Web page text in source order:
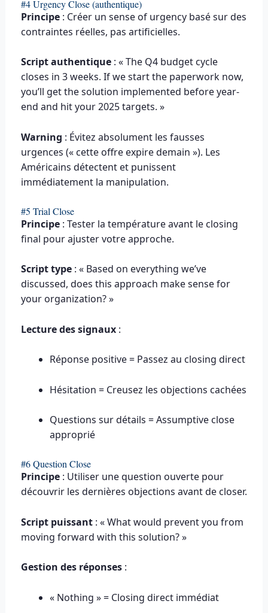
#4 Urgency Close (authentique)
Principe : Créer un sense of urgency basé sur des
contraintes réelles, pas artificielles.
Script authentique: « The Q4 budget cycle
closes in 3 weeks. If we start the paperwork now,
you’ll get the solution implemented before year-
end and hit your 2025 targets. »
Warning : Évitez absolument les fausses
urgences (« cette offre expire demain »). Les
Américains détectent et punissent
immédiatement la manipulation.
#5 Trial Close
Principe : Tester la température avant le closing
final pour ajuster votre approche.
Script type: « Based on everything we’ve
discussed, does this approach make sense for
your organization? »
Lecture des signaux:
Réponse positive = Passez au closing direct
Hésitation = Creusez les objections cachées
Questions sur détails = Assumptive close
approprié
#6 Question Close
Principe: Utiliser une question ouverte pour
découvrir les dernières objections avant de closer.
Script puissant: « What would prevent you from
moving forward with this solution? »
Gestion des réponses:
« Nothing » = Closing direct immédiat